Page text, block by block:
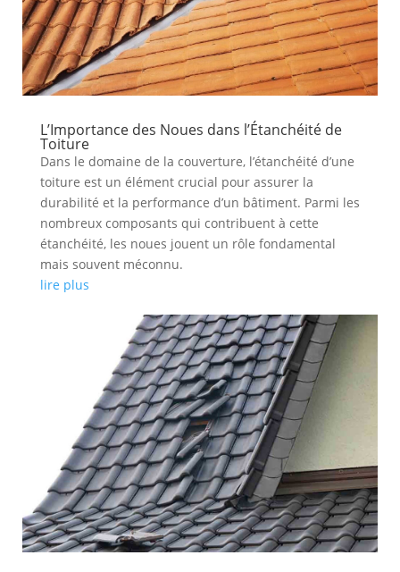
L’Importance des Noues dans l’Étanchéité de
Toiture
Dans le domaine de la couverture, l’étanchéité d’une
toiture est un élément crucial pour assurer la
durabilité et la performance d’un bâtiment. Parmi les
nombreux composants qui contribuent à cette
étanchéité, les noues jouent un rôle fondamental
mais souvent méconnu.
lire plus